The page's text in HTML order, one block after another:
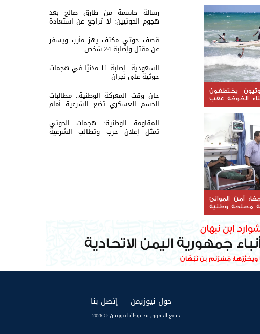
يختطفون
الخوخة عقب
أمن الموانئ
مصلحة وطنية
رسالة حاسمة من طارق صالح بعد
هجوم الحوثيين: لا تراجع عن استعادة
الدولة
قصف حوثي مكثف يهز مأرب ويسفر
عن مقتل وإصابة 24 شخص
السعودية.. إصابة 11 مدنيًا في هجمات
حوثية على نجران
حان وقت المعركة الوطنية.. مطالبات
الحسم العسكري تضع الشرعية أمام
اختبار القرار
المقاومة الوطنية: هجمات الحوثي
تمثل إعلان حرب وتطالب الشرعية
بتحريك الجبهات
حول نيوزيمن إتصل بنا
جميع الحقوق محفوظة لنيوزيمن © 2026